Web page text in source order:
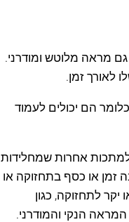
גם מראה מלוטש ומודרני.
לאורך זמן.
הם יכולים לעמוד
למתכות אחרות שמחלידות
זמן או כסף בתחזוקה או
לתחזוקה, כגון
הנקי והמודרני.